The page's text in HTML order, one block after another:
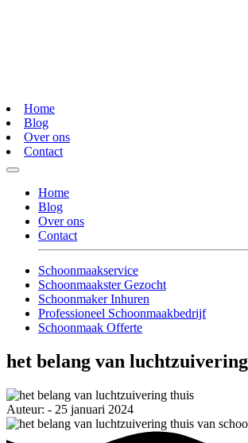
Home
Blog
Over ons
Contact
Home
Blog
Over ons
Contact
Schoonmaakservice
Schoonmaakster Gezocht
Schoonmaker Inhuren
Professioneel Schoonmaakbedrijf
Schoonmaak Offerte
het belang van
Auteur: - 25 januari 2024